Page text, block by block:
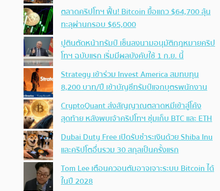
ตลาดคริปโทฯ ฟื้น! Bitcoin ยื้อแถว $64,700 ลุ้น
ทะลุผ่านกรอบ $65,000
ปูตินตัดหน้าทรัมป์ เซ็นลงนามอนุมัติกฎหมายคริป
โทฯ ฉบับแรก เริ่มมีผลบังคับใช้ 1 ก.ย. นี้
Strategy เข้าร่วม Invest America สมทบทุน
8,200 บาท/ปี เข้าบัญชีทรัมป์แจกบุตรพนักงาน
CryptoQuant ส่งสัญญาณตลาดหมีเข้าสู่โค้ง
สุดท้าย หลังพบเจ้าคริปโทฯ ซุ่มเก็บ BTC และ ETH
Dubai Duty Free เปิดรับชำระเงินด้วย Shiba Inu
และคริปโตอื่นรวม 30 สกุลเป็นครั้งแรก
Tom Lee เตือนควอนตัมอาจเจาะระบบ Bitcoin ได้
ในปี 2028